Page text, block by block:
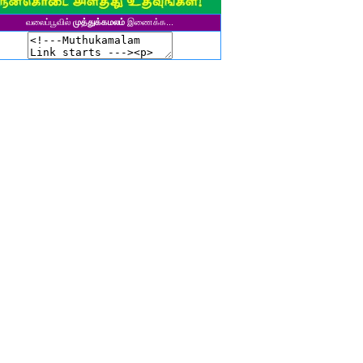
தனசேகரன்
ஹரிஹரன்
மு. பழனியப்பன்
வலைப்பூவில் முத்துக்கமலம் இணைக்க...